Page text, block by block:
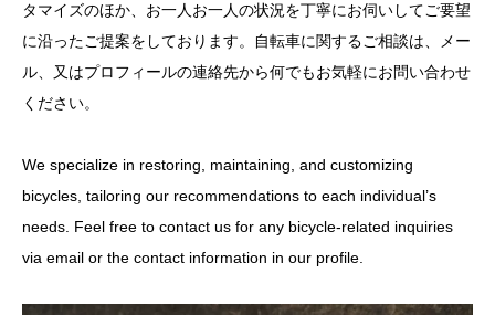
タマイズのほか、お一人お一人の状況を丁寧にお伺いしてご要望
に沿ったご提案をしております。自転車に関するご相談は、メー
ル、又はプロフィールの連絡先から何でもお気軽にお問い合わせ
ください。
We specialize in restoring, maintaining, and customizing
bicycles, tailoring our recommendations to each individual’s
needs. Feel free to contact us for any bicycle-related inquiries
via email or the contact information in our profile.